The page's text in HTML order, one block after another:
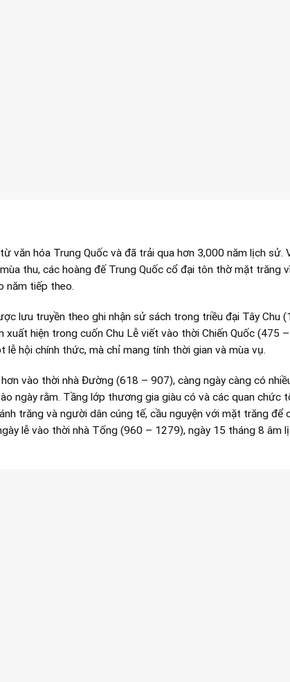
văn hóa Trung Quốc và đã trải qua hơn 3,000 năm lịch sử.
thu, các hoàng đế Trung Quốc cổ đại tôn thờ mặt trăng
năm tiếp theo.
lưu truyền theo ghi nhận sử sách trong triều đại Tây Chu
xuất hiện trong cuốn Chu Lễ viết vào thời Chiến Quốc (475
hội chính thức, mà chỉ mang tính thời gian và mùa vụ.
vào thời nhà Đường (618 – 907), càng ngày càng có
ngày rằm. Tầng lớp thương gia giàu có và các quan chức
trăng và người dân cúng tế, cầu nguyện với mặt trăng để
lễ vào thời nhà Tống (960 – 1279), ngày 15 tháng 8 âm